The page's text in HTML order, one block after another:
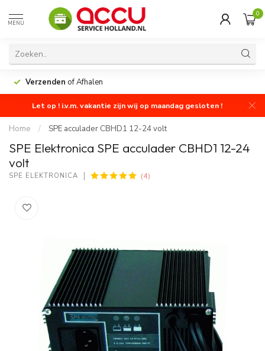
MENU
0
Verzenden of Afhalen
Let op ! i.v.m. vakantie zijn wij op maandag gesloten !
Home / SPE acculader CBHD1 12-24 volt
SPE Elektronica SPE acculader CBHD1 12-24
volt
SPE ELEKTRONICA (4)